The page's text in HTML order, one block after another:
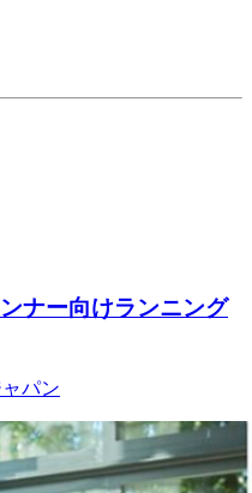
ナー向けランニング
パン